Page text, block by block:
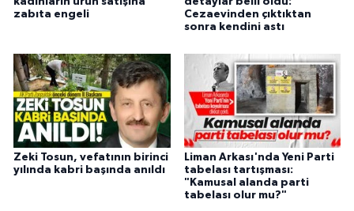
zabıta engeli
Cezaevinden çıktıktan
sonra kendini astı
Zeki Tosun, vefatının birinci
yılında kabri başında anıldı
Liman Arkası'nda Yeni Parti
tabelası tartışması:
"Kamusal alanda parti
tabelası olur mu?"